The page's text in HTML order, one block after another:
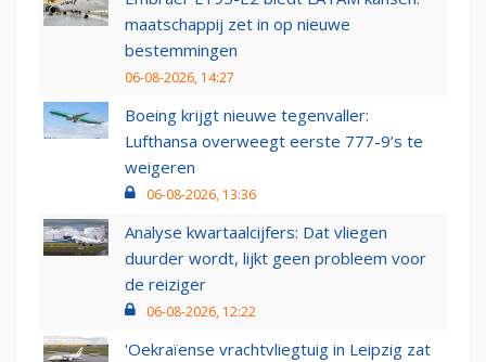
maatschappij zet in op nieuwe
bestemmingen
06-08-2026, 14:27
Boeing krijgt nieuwe tegenvaller:
Lufthansa overweegt eerste 777-9’s te
weigeren
06-08-2026, 13:36
Analyse kwartaalcijfers: Dat vliegen
duurder wordt, lijkt geen probleem voor
de reiziger
06-08-2026, 12:22
'Oekraïense vrachtvliegtuig in Leipzig zat